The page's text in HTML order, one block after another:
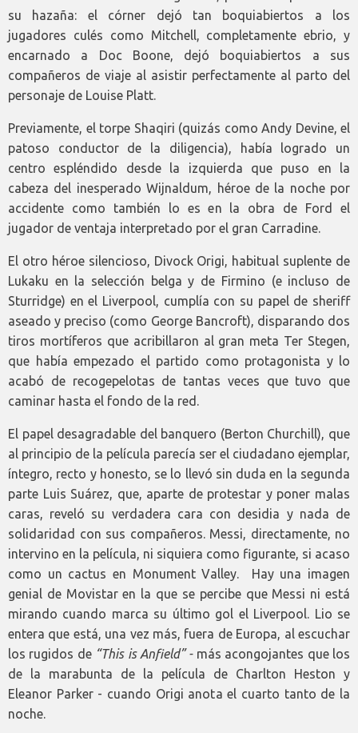
su hazaña: el córner dejó tan boquiabiertos a los
jugadores culés como Mitchell, completamente ebrio, y
encarnado a Doc Boone, dejó boquiabiertos a sus
compañeros de viaje al asistir perfectamente al parto del
personaje de Louise Platt.
Previamente, el torpe Shaqiri (quizás como Andy Devine, el
patoso conductor de la diligencia), había logrado un
centro espléndido desde la izquierda que puso en la
cabeza del inesperado Wijnaldum, héroe de la noche por
accidente como también lo es en la obra de Ford el
jugador de ventaja interpretado por el gran Carradine.
El otro héroe silencioso, Divock Origi, habitual suplente de
Lukaku en la selección belga y de Firmino (e incluso de
Sturridge) en el Liverpool, cumplía con su papel de sheriff
aseado y preciso (como George Bancroft), disparando dos
tiros mortíferos que acribillaron al gran meta Ter Stegen,
que había empezado el partido como protagonista y lo
acabó de recogepelotas de tantas veces que tuvo que
caminar hasta el fondo de la red.
El papel desagradable del banquero (Berton Churchill), que
al principio de la película parecía ser el ciudadano ejemplar,
íntegro, recto y honesto, se lo llevó sin duda en la segunda
parte Luis Suárez, que, aparte de protestar y poner malas
caras, reveló su verdadera cara con desidia y nada de
solidaridad con sus compañeros. Messi, directamente, no
intervino en la película, ni siquiera como figurante, si acaso
como un cactus en Monument Valley. Hay una imagen
genial de Movistar en la que se percibe que Messi ni está
mirando cuando marca su último gol el Liverpool. Lio se
entera que está, una vez más, fuera de Europa, al escuchar
los rugidos de “This is Anfield” -más acongojantes que los
de la marabunta de la película de Charlton Heston y
Eleanor Parker - cuando Origi anota el cuarto tanto de la
noche.